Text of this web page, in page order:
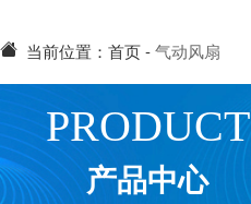
当前位置： 首页-气动风扇
PRODUCT
产品中心